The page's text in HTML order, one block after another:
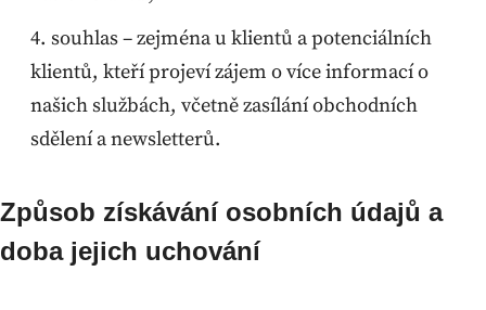
souhlas – zejména u klientů a potenciálních
klientů, kteří projeví zájem o více informací o
našich službách, včetně zasílání obchodních
sdělení a newsletterů.
Způsob získávání osobních údajů a
doba jejich uchování